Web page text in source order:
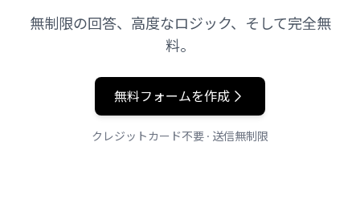
無制限の回答、高度なロジック、そして完全無
料。
無料フォームを作成
クレジットカード不要 · 送信無制限